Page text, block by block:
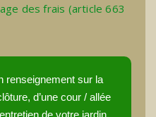
des frais (article 663
renseignement sur la
d’une cour / allée
de votre jardin.